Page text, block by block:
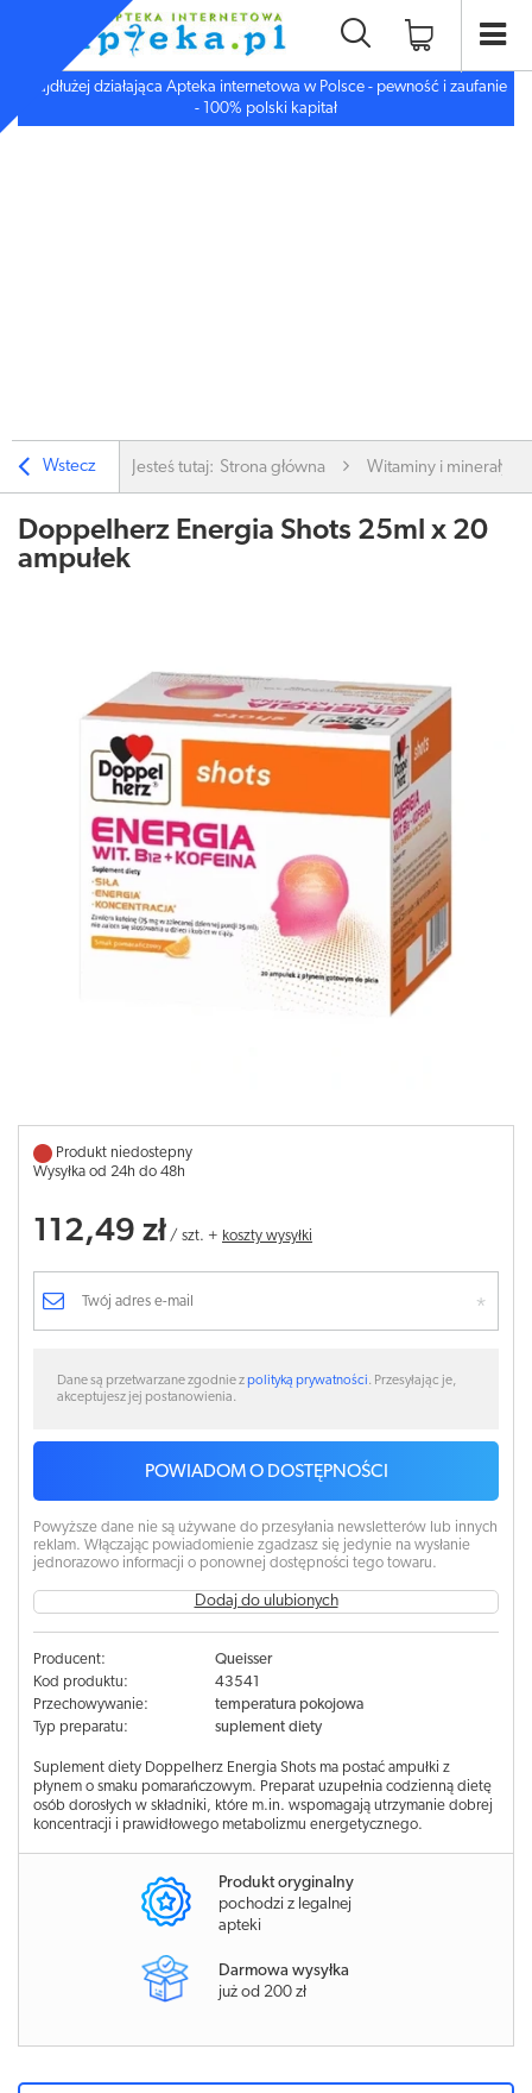
Najdłużej działająca Apteka internetowa w Polsce - pewność i zaufanie
- 100% polski kapitał
Wstecz Jesteś tutaj: Strona główna Witaminy i minerały
Doppelherz Energia Shots 25ml x 20
ampułek
Produkt niedostepny
Wysyłka od 24h do 48h
112,49 zł / szt. + koszty wysyłki
Dane są przetwarzane zgodnie zpolityką prywatności. Przesyłając je,
akceptujesz jej postanowienia.
POWIADOM O DOSTĘPNOŚCI
Powyższe dane nie są używane do przesyłania newsletterów lub innych
reklam. Włączając powiadomienie zgadzasz się jedynie na wysłanie
jednorazowo informacji o ponownej dostępności tego towaru.
Dodaj do ulubionych
Producent:
Queisser
Kod produktu:
43541
Przechowywanie:
temperatura pokojowa
Typ preparatu:
suplement diety
Suplement diety Doppelherz Energia Shots ma postać ampułki z
płynem o smaku pomarańczowym. Preparat uzupełnia codzienną dietę
osób dorosłych w składniki, które m.in. wspomagają utrzymanie dobrej
koncentracji i prawidłowego metabolizmu energetycznego.
Produkt oryginalny
pochodzi z legalnej
apteki
Darmowa wysyłka
już od 200 zł